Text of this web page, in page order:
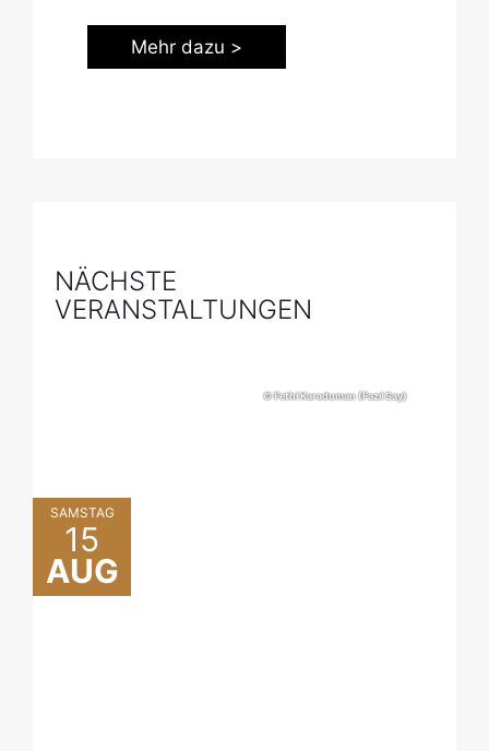
Mehr dazu >
NÄCHSTE
VERANSTALTUNGEN
SAMSTAG
15
AUG
© Fethi Karaduman (Fazıl Say)